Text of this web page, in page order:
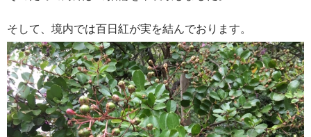
そして、境内では百日紅が実を結んでおります。